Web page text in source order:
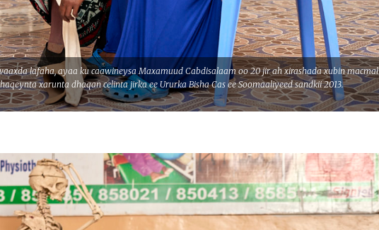
lafaha, ayaa ku caawineysa Maxamuud Cabdisalaam oo 20 jir ah xirashada xubin macmal
xarunta dhaqan celinta jirka ee Ururka Bisha Cas ee Soomaaliyeed sandkii 2013.